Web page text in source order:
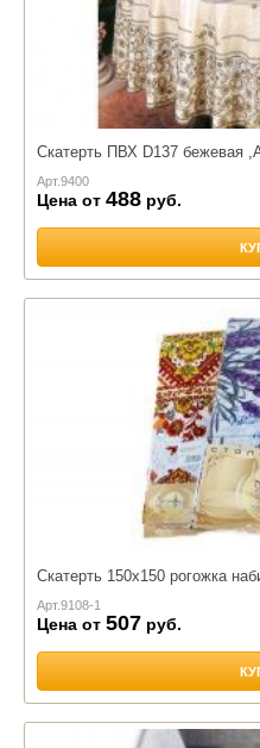
Скатерть ПВХ D137 бежевая
Арт.9400
Цена от 488 руб.
Скатерть 150х150 рогожка
Арт.9108-1
Цена от 507 руб.